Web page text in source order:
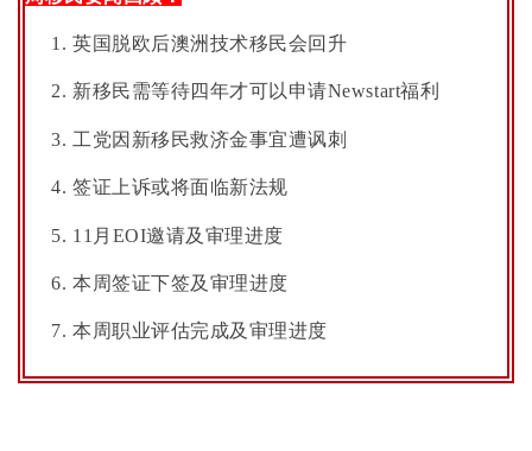
英国脱欧后澳洲技术移民会回升
新移民需等待四年才可以申请Newstart福利
工党因新移民救济金事宜遭讽刺
签证上诉或将面临新法规
11月EOI邀请及审理进度
本周签证下签及审理进度
本周职业评估完成及审理进度